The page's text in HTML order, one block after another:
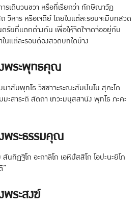
ารเดินวนขวา หรือที่เรียกว่า ทักษิณาวัฏ
วิหาร หรือเจดีย์ โดยในแต่ละรอบจะมีบทสวด
รัยที่แตกต่างกัน เพื่อให้จิตใจจดจ่ออยู่กับ
นแต่ละรอบต้องสวดบทใดบ้าง
พระพุทธคุณ
มาสัมพุทโธ วิชชาจะระณะสัมปันโน สุคะโต
มะสาระถิ สัตถา เทวะมนุสสานัง พุทโธ ภะคะ
พระธรรมคุณ
สันทิฏฐิโก อะกาลิโก เอหิปัสสิโก โอปะนะยิโก
ระสงฆ์